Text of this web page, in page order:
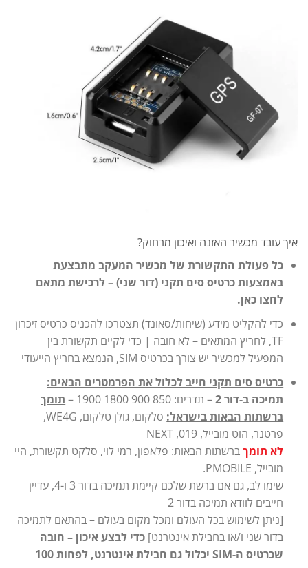
איך עובד מכשיר האזנה ואיכון מרחוק?
כל פעולת התקשורת של מכשיר המעקב מתבצעת
באמצעות כרטיס סים תקני (דור שני) – לרכישת מתאם
לחצו כאן.
כדי להקליט מידע (שיחות/סאונד) תצטרכו להכניס כרטיס זיכרון
TF, לחריץ המתאים – לא חובה | כדי לקיים תקשורת בין
המפעיל למכשיר יש צורך בכרטיס SIM, הנמצא בחריץ הייעודי
כרטיס סים תקני חייב לכלול את הפרמטרים הבאים:
תמיכה ב-דור 2 – תדרים: 850 900 1800 1900 –
תומך
ברשתות הבאות בישראל:
סלקום, גולן טלקום, WE4G,
פרטנר, הוט מובייל, 019, NEXT
לא תומךברשתות הבאות: פלאפון, רמי לוי, סלקט תקשורת, היי
מובייל, PMOBILE.
שימו לב, גם אם ברשת שלכם קיימת תמיכה בדור 3 ו-4, עדיין
חייבים לוודא תמיכה בדור 2
[ניתן לשימוש בכל העולם ומכל מקום בעולם – בהתאם לתמיכה
בדור שני ו/או בחבילת אינטרנט] כדי לבצע איכון – חובה
שכרטיס ה-SIM יכלול גם חבילת אינטרנט, לפחות 100